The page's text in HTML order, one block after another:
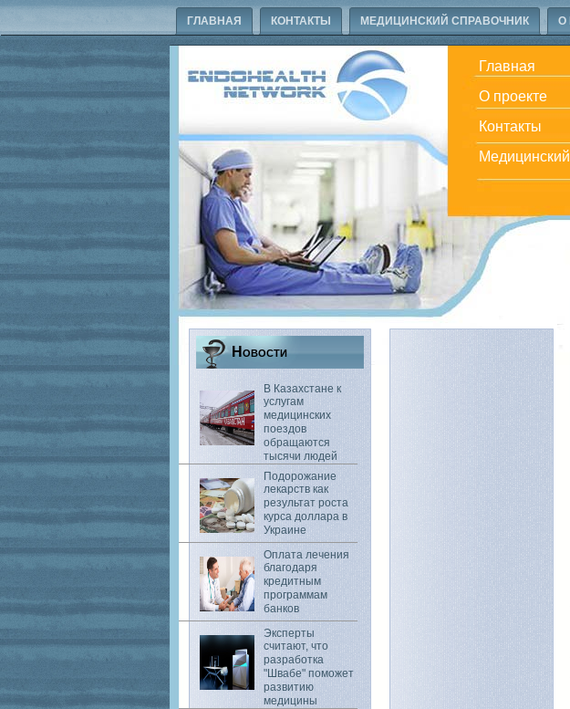
ГЛАВНАЯ КОНТАКТЫ МЕДИЦИНСКИЙ СПРАВОЧНИК О
Главная
О проекте
Контакты
Новости
В Казахстане к
услугам
медицинских
поездов
обращаются
тысячи людей
Подорожание
лекарств как
результат роста
курса доллара в
Украине
Оплата лечения
благодаря
кредитным
программам
банков
Эксперты
считают, что
разработка
"Швабе" поможет
развитию
медицины